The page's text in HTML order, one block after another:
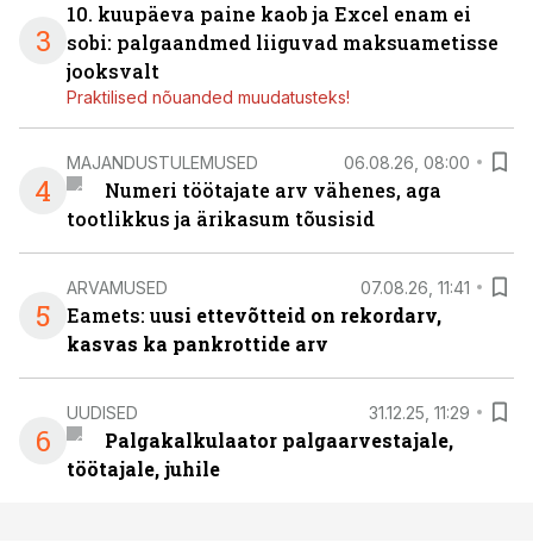
3
10. kuupäeva paine kaob ja Excel enam ei
sobi: palgaandmed liiguvad maksuametisse
jooksvalt
Praktilised nõuanded muudatusteks!
4
MAJANDUSTULEMUSED 06.08.26, 08:00
Numeri töötajate arv vähenes, aga
tootlikkus ja ärikasum tõusisid
5
ARVAMUSED 07.08.26, 11:41
Eamets: uusi ettevõtteid on rekordarv,
kasvas ka pankrottide arv
6
UUDISED 31.12.25, 11:29
Palgakalkulaator palgaarvestajale,
töötajale, juhile